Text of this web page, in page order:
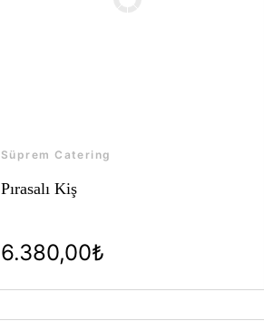
Süprem Catering
Pırasalı Kiş
6.380,00₺